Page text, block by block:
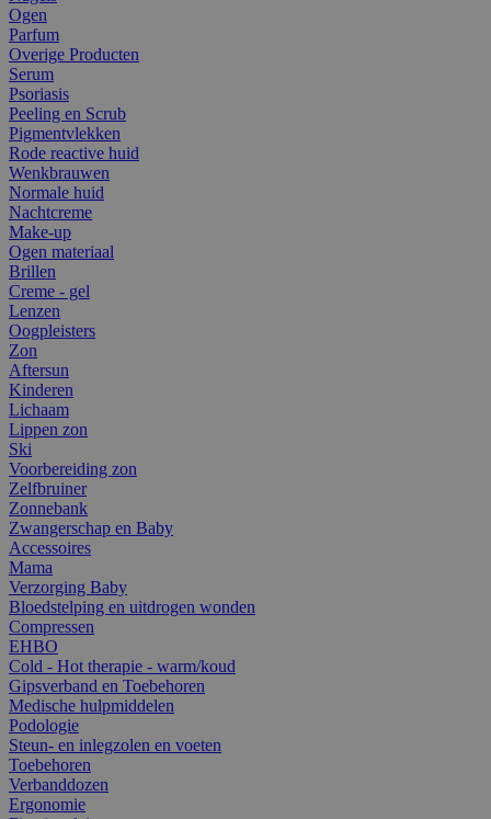
Ogen
Parfum
Overige Producten
Serum
Psoriasis
Peeling en Scrub
Pigmentvlekken
Rode reactive huid
Wenkbrauwen
Normale huid
Nachtcreme
Make-up
Ogen materiaal
Brillen
Creme - gel
Lenzen
Oogpleisters
Zon
Aftersun
Kinderen
Lichaam
Lippen zon
Ski
Voorbereiding zon
Zelfbruiner
Zonnebank
Zwangerschap en Baby
Accessoires
Mama
Verzorging Baby
Bloedstelping en uitdrogen wonden
Compressen
EHBO
Cold - Hot therapie - warm/koud
Gipsverband en Toebehoren
Medische hulpmiddelen
Podologie
Steun- en inlegzolen en voeten
Toebehoren
Verbanddozen
Ergonomie